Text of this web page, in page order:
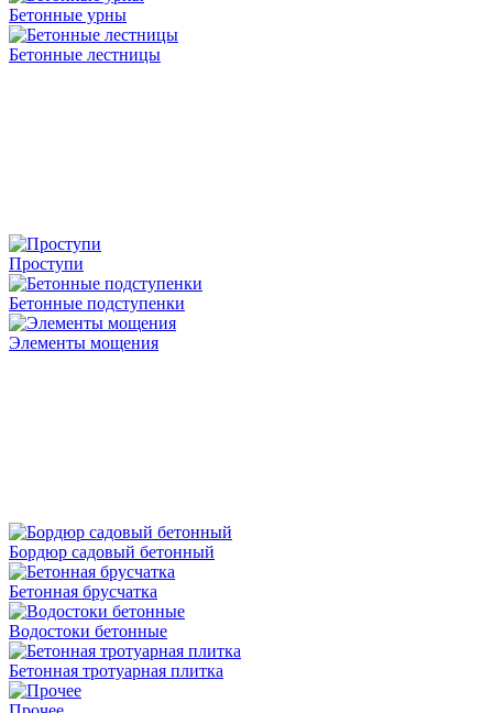
Бетонные урны
Бетонные лестницы
Проступи
Бетонные подступенки
Элементы мощения
Бордюр садовый бетонный
Бетонная брусчатка
Водостоки бетонные
Бетонная тротуарная плитка